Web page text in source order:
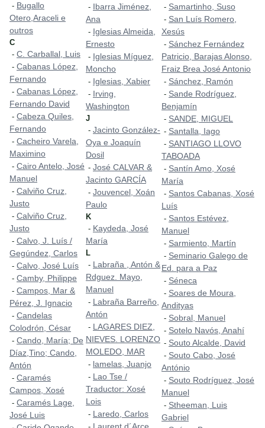
- Bugallo
Otero,Araceli e
outros
C
- C. Carballal, Luis
- Cabanas López,
Fernando
- Cabanas López,
Fernando David
- Cabeza Quiles,
Fernando
- Cacheiro Varela,
Maximino
- Cairo Antelo, José
Manuel
- Calviño Cruz,
Justo
- Calviño Cruz,
Justo
- Calvo, J. Luís /
Gegúndez, Carlos
- Calvo, José Luís
- Camby, Philippe
- Campos, Mar &
Pérez, J. Ignacio
- Candelas
Colodrón, César
- Cando, María; De
Díaz,Tino; Cando,
Antón
- Caramés
Campos, Xosé
- Caramés Lage,
José Luis
- Ibarra Jiménez,
Ana
- Iglesias Almeida,
Ernesto
- Iglesias Míguez,
Moncho
- Iglesias, Xabier
- Irving,
Washington
J
- Jacinto González-
Oya e Joaquín
Dosil
- José CALVAR &
Jacinto GARCÍA
- Jouvencel, Xoán
Paulo
K
- Kaydeda, José
María
L
- Labraña , Antón &
Rdguez. Mayo,
Manuel
- Labraña Barreño,
Antón
- LAGARES DIEZ,
NIEVES. LORENZO
MOLEDO, MAR
- lamelas, Juanjo
- Lao Tse /
Traductor: Xosé
Lois
- Laredo, Carlos
- Samartinho, Suso
- San Luís Romero,
Xesús
- Sánchez Fernández
Patricio, Barajas Alonso,
Fraiz Brea José Antonio
- Sánchez, Ramón
- Sande Rodríguez,
Benjamín
- SANDE, MIGUEL
- Santalla, Iago
- SANTIAGO LLOVO
TABOADA
- Santín Amo, Xosé
María
- Santos Cabanas, Xosé
Luís
- Santos Estévez,
Manuel
- Sarmiento, Martín
- Seminario Galego de
Ed. para a Paz
- Séneca
- Soares de Moura,
Andityas
- Sobral, Manuel
- Sotelo Navós, Anahí
- Souto Alcalde, David
- Souto Cabo, José
António
- Souto Rodríguez, José
Manuel
- Stheeman, Luis
Gabriel